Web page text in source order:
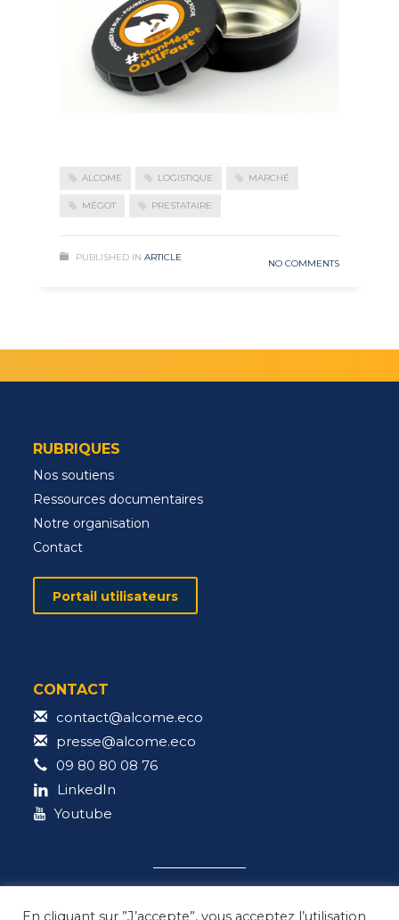
ALCOME LOGISTIQUE MARCHÉ
MÉGOT PRESTATAIRE
PUBLISHED IN ARTICLE
NO COMMENTS
RUBRIQUES
Nos soutiens
Ressources documentaires
Notre organisation
Contact
Portail utilisateurs
CONTACT
contact@alcome.eco
presse@alcome.eco
09 80 80 08 76
LinkedIn
Youtube
En cliquant sur ”J’accepte”, vous acceptez l’utilisation